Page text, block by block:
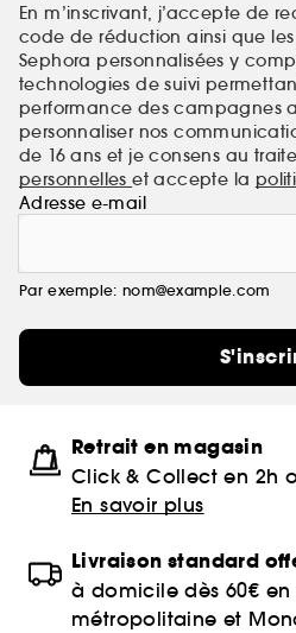
En m’inscrivant, j’accepte de
code de réduction ainsi que
Sephora personnalisées y
technologies de suivi
performance des campagnes
personnaliser nos
de 16 ans et je consens au
personnelleset accepte la
Adresse e-mail
Par exemple: nom@example.com
Retrait en magasin
Click & Collect en 2h
En savoir plus
Livraison standard
à domicile dès 60€ en
métropolitaine et